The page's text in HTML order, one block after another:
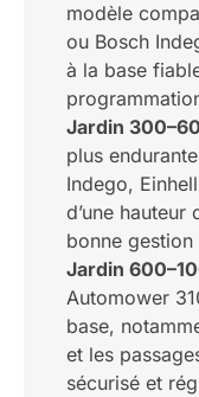
modèle
ou Bosch
à la base
Jardin
plus
Indego,
d’une hauteur
bonne gestion
Jardin
Automower
base,
et les
sécurisé et